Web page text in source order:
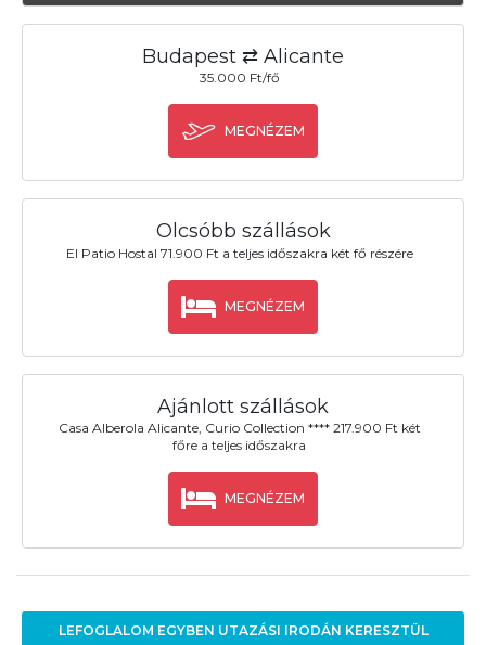
Budapest ⇄ Alicante
35.000 Ft/fő
MEGNÉZEM
Olcsóbb szállások
El Patio Hostal 71.900 Ft a teljes időszakra két fő részére
MEGNÉZEM
Ajánlott szállások
Casa Alberola Alicante, Curio Collection **** 217.900 Ft két
főre a teljes időszakra
MEGNÉZEM
LEFOGLALOM EGYBEN UTAZÁSI IRODÁN KERESZTÜL